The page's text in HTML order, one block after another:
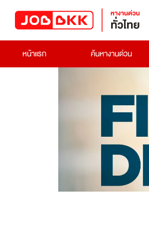
หน้าแรก
ค้นหางานด่วน